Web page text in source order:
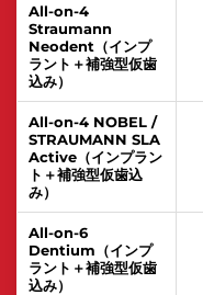
All-on-4
Straumann
Neodent（インプ
ラント＋補強型仮歯
込み）
All-on-4 NOBEL /
STRAUMANN SLA
Active（インプラン
ト＋補強型仮歯込
み）
All-on-6
Dentium（インプ
ラント＋補強型仮歯
込み）